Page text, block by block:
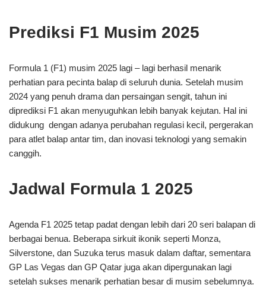
Prediksi F1 Musim 2025
Formula 1 (F1) musim 2025 lagi – lagi berhasil menarik
perhatian para pecinta balap di seluruh dunia. Setelah musim
2024 yang penuh drama dan persaingan sengit, tahun ini
diprediksi F1 akan menyuguhkan lebih banyak kejutan. Hal ini
didukung dengan adanya perubahan regulasi kecil, pergerakan
para atlet balap antar tim, dan inovasi teknologi yang semakin
canggih.
Jadwal Formula 1 2025
Agenda F1 2025 tetap padat dengan lebih dari 20 seri balapan di
berbagai benua. Beberapa sirkuit ikonik seperti Monza,
Silverstone, dan Suzuka terus masuk dalam daftar, sementara
GP Las Vegas dan GP Qatar juga akan dipergunakan lagi
setelah sukses menarik perhatian besar di musim sebelumnya.